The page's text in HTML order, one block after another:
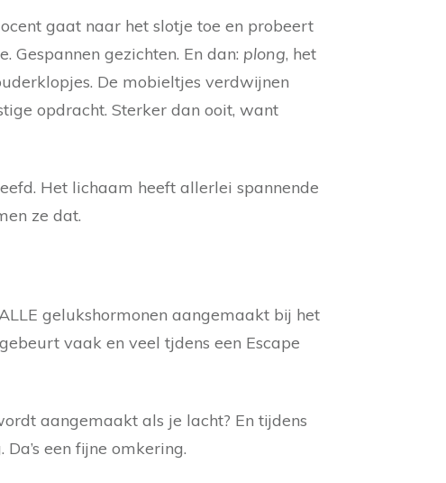
gaat naar het slotje toe en probeert
Gespannen gezichten. En dan: plong, het
De mobieltjes verdwijnen
opdracht. Sterker dan ooit, want
Het lichaam heeft allerlei spannende
ze dat.
gelukshormonen aangemaakt bij het
vaak en veel tjdens een Escape
aangemaakt als je lacht? En tijdens
een fijne omkering.